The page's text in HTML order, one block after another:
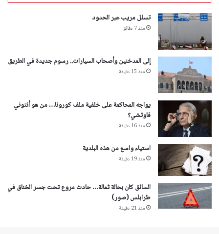
تسلل مريب عبر الحدود
منذ 7 دقائق
إلى المدخنين وأصحاب السيارات.. رسوم جديدة في الطريق
منذ 15 دقيقة
يواجه المحاكمة على خلفية ملف كورونا… من هو أنتوني
فاوتشي؟
منذ 16 دقيقة
استياء واسع من هذه البلدية
منذ 19 دقيقة
السائق كان بحالة ثمالة… حادث مروع تحت جسر الخناق في
طرابلس (صور)
منذ 21 دقيقة